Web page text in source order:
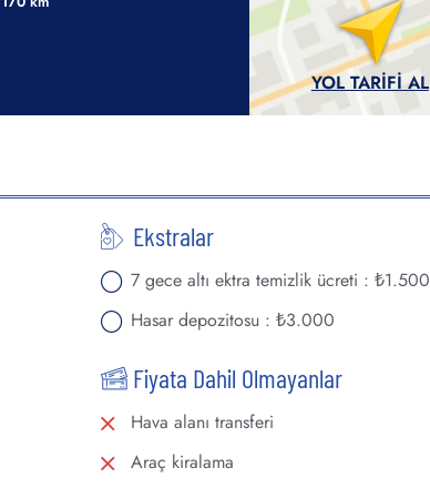
YOL TARIFI AL
Ekstralar
7 gece altı ektra temizlik ücreti : ₺1.500
Hasar depozitosu : ₺3.000
Fiyata Dahil Olmayanlar
Hava alanı transferi
Araç kiralama